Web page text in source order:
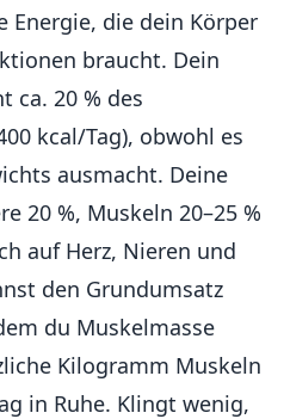
Energie, die dein Körper
braucht. Dein
ca. 20 % des
kcal/Tag), obwohl es
ausmacht. Deine
20 %, Muskeln 20–25 %
auf Herz, Nieren und
den Grundumsatz
du Muskelmasse
Kilogramm Muskeln
in Ruhe. Klingt wenig,